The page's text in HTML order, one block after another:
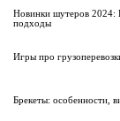
Новинки шутеров 2024:
подходы
Игры про
Брекеты: особенности,